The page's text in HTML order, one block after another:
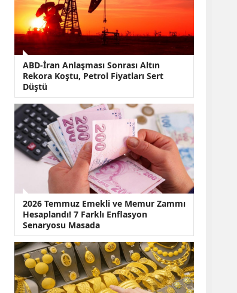
ABD-İran Anlaşması Sonrası Altın
Rekora Koştu, Petrol Fiyatları Sert
Düştü
2026 Temmuz Emekli ve Memur Zammı
Hesaplandı! 7 Farklı Enflasyon
Senaryosu Masada